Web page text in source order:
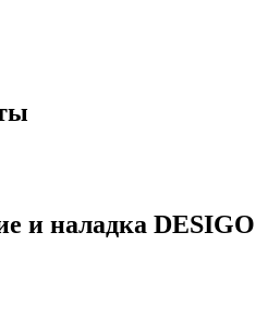
и наладка DESIGO